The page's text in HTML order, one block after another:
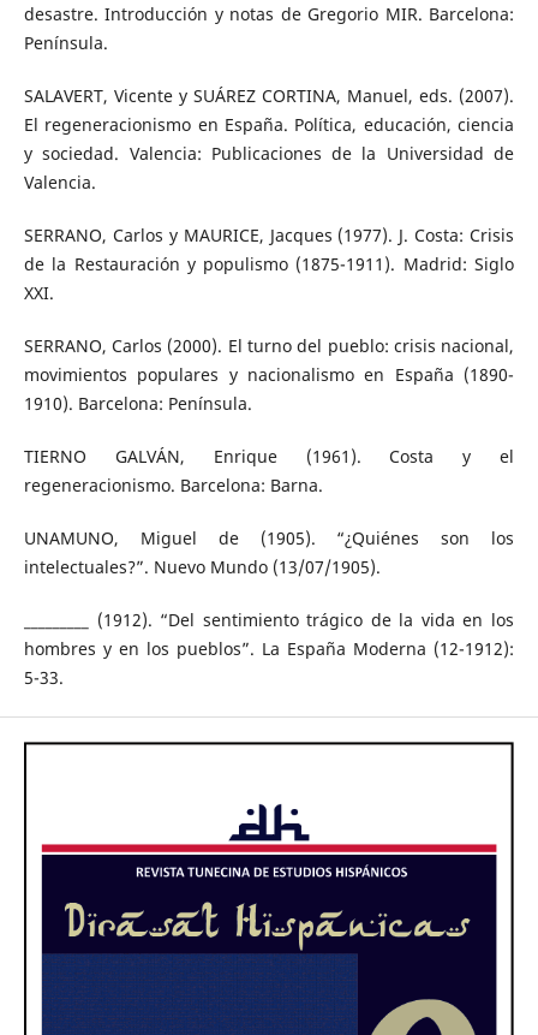
desastre. Introducción y notas de Gregorio MIR. Barcelona:
Península.
SALAVERT, Vicente y SUÁREZ CORTINA, Manuel, eds. (2007).
El regeneracionismo en España. Política, educación, ciencia
y sociedad. Valencia: Publicaciones de la Universidad de
Valencia.
SERRANO, Carlos y MAURICE, Jacques (1977). J. Costa: Crisis
de la Restauración y populismo (1875-1911). Madrid: Siglo
XXI.
SERRANO, Carlos (2000). El turno del pueblo: crisis nacional,
movimientos populares y nacionalismo en España (1890-
1910). Barcelona: Península.
TIERNO GALVÁN, Enrique (1961). Costa y el
regeneracionismo. Barcelona: Barna.
UNAMUNO, Miguel de (1905). “¿Quiénes son los
intelectuales?”. Nuevo Mundo (13/07/1905).
_________ (1912). “Del sentimiento trágico de la vida en los
hombres y en los pueblos”. La España Moderna (12-1912):
5-33.